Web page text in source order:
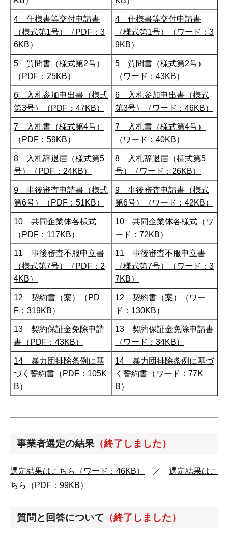
4 仕様書等交付申請書
（様式第1号）（PDF：3
6KB）
4 仕様書等交付申請書
（様式第1号）（ワード：3
9KB）
5 質問書（様式第2号）
（PDF：25KB）
5 質問書（様式第2号）
（ワード：43KB）
6 入札参加申出書（様式
第3号）（PDF：47KB）
6 入札参加申出書（様式
第3号）（ワード：46KB）
7 入札書（様式第4号）
（PDF：59KB）
7 入札書（様式第4号）
（ワード：40KB）
8 入札辞退届（様式第5
号）（PDF：24KB）
8 入札辞退届（様式第5
号）（ワード：26KB）
9 事後審査申請書（様式
第6号）（PDF：51KB）
9 事後審査申請書（様式
第6号）（ワード：42KB）
10 共同企業体各様式
（PDF：117KB）
10 共同企業体各様式（ワ
ード：72KB）
11 事後審査不服申立書
（様式第7号）（PDF：2
4KB）
11 事後審査不服申立書
（様式第7号）（ワード：3
7KB）
12 契約書（案）（PD
F：319KB）
12 契約書（案）（ワー
ド：130KB）
13 契約保証金免除申請
書（PDF：43KB）
13 契約保証金免除申請書
（ワード：34KB）
14 暴力団排除条例に基
づく誓約書（PDF：105K
B）
14 暴力団排除条例に基づ
く誓約書（ワード：77K
B）
事業者選定の結果 （終了しました）
選定結果はこちら（ワード：46KB） ／ 選定結果はこ
ちら（PDF：99KB）
質問と回答について （終了しました）